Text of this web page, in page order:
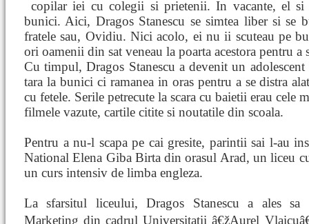
copilariei cu colegii si prietenii. In vacante, el si
bunici. Aici, Dragos Stanescu se simtea liber si se
fratele sau, Ovidiu. Nici acolo, ei nu ii scuteau pe
ori oamenii din sat veneau la poarta acestora pentru a
Cu timpul, Dragos Stanescu a devenit un adolescent
tara la bunici ci ramanea in oras pentru a se distra
cu fetele. Serile petrecute la scara cu baietii erau cele
filmele vazute, cartile citite si noutatile din scoala.
Pentru a nu-l scapa pe cai gresite, parintii sai l-au
National Elena Giba Birta din orasul Arad, un liceu
un curs intensiv de limba engleza.
La sfarsitul liceului, Dragos Stanescu a ales sa
Marketing din cadrul Universitatii â€žAurel